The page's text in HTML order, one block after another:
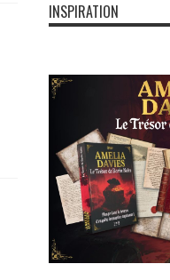
INSPIRATION